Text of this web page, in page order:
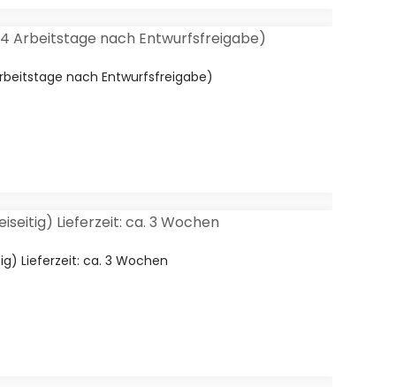
nach Entwurfsfreigabe)
Lieferzeit: ca. 3 Wochen